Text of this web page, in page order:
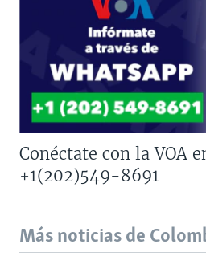
Conéctate con la VOA
+1(202)549-8691
Más noticias de